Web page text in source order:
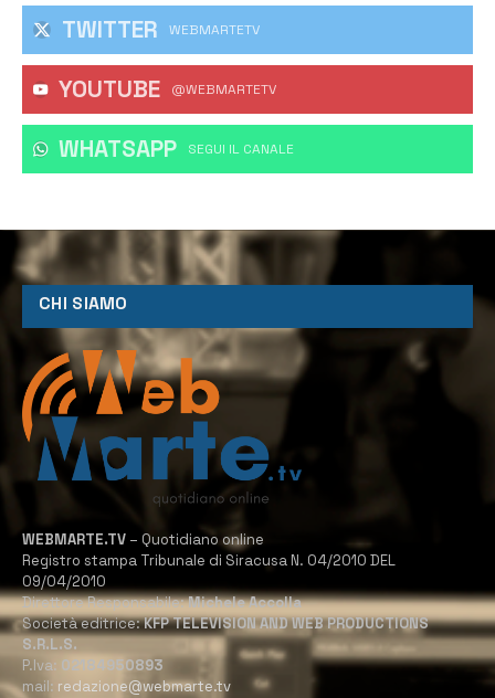
TWITTER WEBMARTETV
YOUTUBE @WEBMARTETV
WHATSAPP ‎SEGUI IL CANALE
CHI SIAMO
WEBMARTE.TV – Quotidiano online
Registro stampa Tribunale di Siracusa N. 04/2010 DEL
09/04/2010
Direttore Responsabile:Michele Accolla
Società editrice:KFP TELEVISION AND WEB PRODUCTIONS
S.R.L.S.
P.Iva: 02184950893
mail: redazione@webmarte.tv